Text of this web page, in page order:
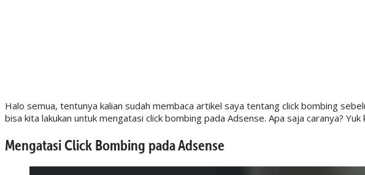
Halo semua, tentunya kalian sudah membaca artikel saya tentang click bombing
bisa kita lakukan untuk mengatasi click bombing pada Adsense. Apa saja caranya?
Mengatasi Click Bombing pada Adsense